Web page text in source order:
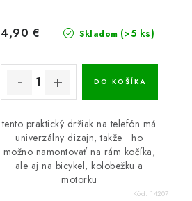
u
k
t
o
v
Skladom (>5 ks)
4,90 €
DO KOŠÍKA
tento praktický držiak na telefón má
univerzálny dizajn, takže ho
možno namontovať na rám kočíka,
ale aj na bicykel, kolobežku a
motorku
Kód: 14207